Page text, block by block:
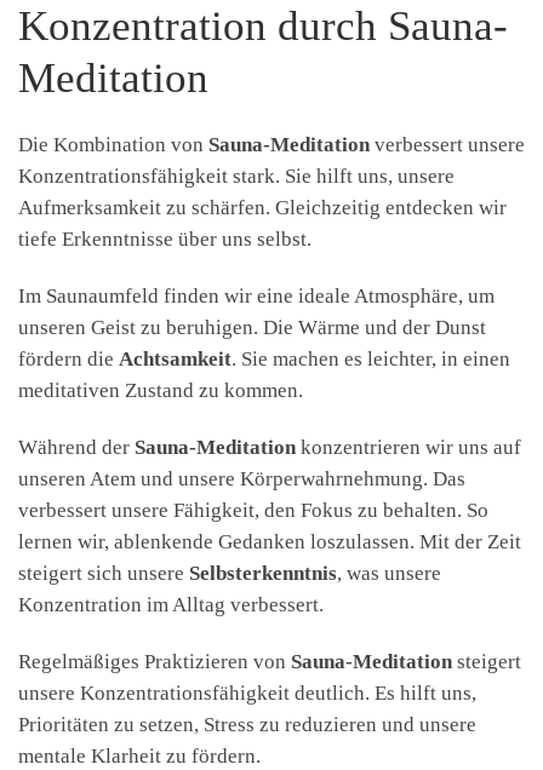
Konzentration durch Sauna-
Meditation
Die Kombination von Sauna-Meditation verbessert unsere
Konzentrationsfähigkeit stark. Sie hilft uns, unsere
Aufmerksamkeit zu schärfen. Gleichzeitig entdecken wir
tiefe Erkenntnisse über uns selbst.
Im Saunaumfeld finden wir eine ideale Atmosphäre, um
unseren Geist zu beruhigen. Die Wärme und der Dunst
fördern die Achtsamkeit. Sie machen es leichter, in einen
meditativen Zustand zu kommen.
Während der Sauna-Meditation konzentrieren wir uns auf
unseren Atem und unsere Körperwahrnehmung. Das
verbessert unsere Fähigkeit, den Fokus zu behalten. So
lernen wir, ablenkende Gedanken loszulassen. Mit der Zeit
steigert sich unsere Selbsterkenntnis, was unsere
Konzentration im Alltag verbessert.
Regelmäßiges Praktizieren von Sauna-Meditation steigert
unsere Konzentrationsfähigkeit deutlich. Es hilft uns,
Prioritäten zu setzen, Stress zu reduzieren und unsere
mentale Klarheit zu fördern.